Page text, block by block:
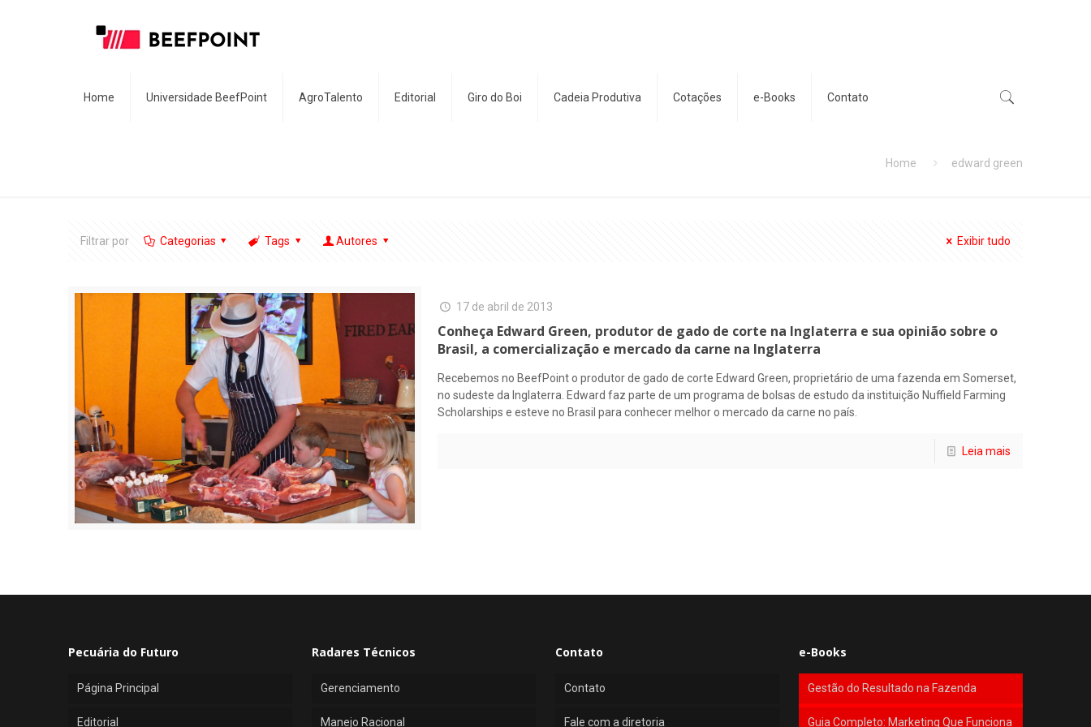
Home Universidade BeefPoint AgroTalento Editorial Giro do Boi Cadeia Produtiva Cotações e-Books Contato
Home edward green
Filtrar por Categorias Tags Autores Exibir tudo
17 de abril de 2013
Conheça Edward Green, produtor de gado de corte na Inglaterra e sua opinião sobre o
Brasil, a comercialização e mercado da carne na Inglaterra
Recebemos no BeefPoint o produtor de gado de corte Edward Green, proprietário de uma fazenda em Somerset,
no sudeste da Inglaterra. Edward faz parte de um programa de bolsas de estudo da instituição Nuffield Farming
Scholarships e esteve no Brasil para conhecer melhor o mercado da carne no país.
Leia mais
Pecuária do Futuro
Página Principal
Editorial
Radares Técnicos
Gerenciamento
Manejo Racional
Contato
Contato
Fale com a diretoria
e-Books
Gestão do Resultado na Fazenda
Guia Completo: Marketing Que Funciona